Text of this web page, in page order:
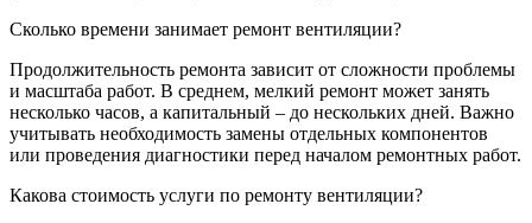
Сколько времени занимает ремонт вентиляции?
Продолжительность ремонта зависит от сложности проблемы
и масштаба работ. В среднем, мелкий ремонт может занять
несколько часов, а капитальный – до нескольких дней. Важно
учитывать необходимость замены отдельных компонентов
или проведения диагностики перед началом ремонтных работ.
Какова стоимость услуги по ремонту вентиляции?